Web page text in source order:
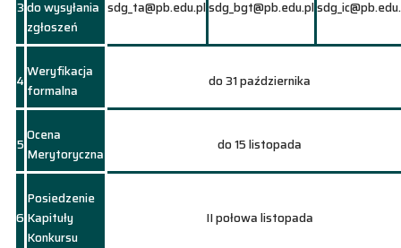
3do wysyłania
zgłoszeń
sdg_ta@pb.edu.plsdg_bgt@pb.edu.pl
4
Weryfikacja
formalna
do 31 października
5
Ocena
Merytoryczna
do 15 listopada
6
Posiedzenie
Kapituły
Konkursu
II połowa listopada